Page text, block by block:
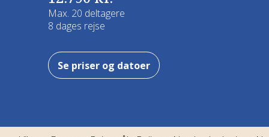
Del værelse - Find ny rejseven
Tilslutningsfly
Oceanien
Sydamerika
Pionérrejser
Safarirejser
Fuglerejser
Job hos Viktors Farmor
Handelsbetingelser
Max. 20 deltagere
8 dages rejse
Se priser og datoer